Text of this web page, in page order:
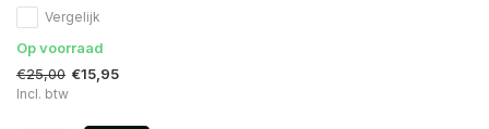
Vergelijk
Op voorraad
€25,00 €15,95
Incl. btw